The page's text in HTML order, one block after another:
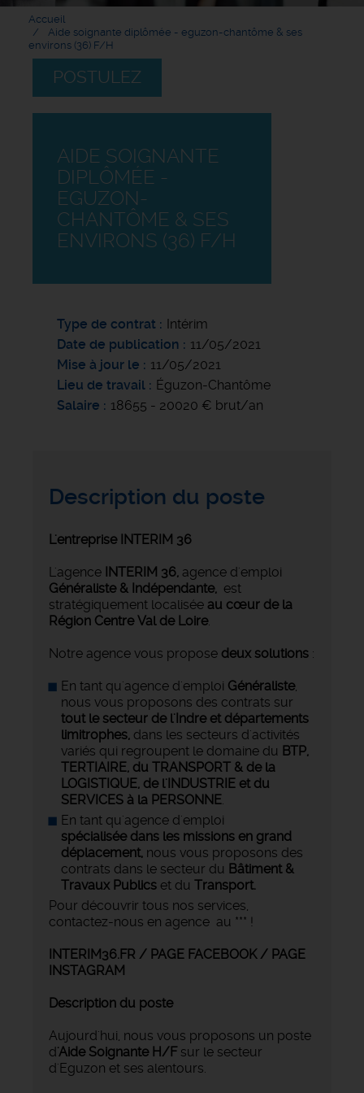
Accueil
Aide soignante diplômée - eguzon-chantôme & ses
environs (36) F/H
POSTULEZ
AIDE SOIGNANTE
DIPLÔMÉE -
EGUZON-
CHANTÔME & SES
ENVIRONS (36) F/H
Type de contrat
Intérim
Date de publication
11/05/2021
Mise à jour le
11/05/2021
Lieu de travail
Éguzon-Chantôme
Salaire
18655 - 20020 € brut/an
Description du poste
L'entreprise INTERIM 36
L'agence INTERIM 36, agence d'emploi
Généraliste & Indépendante, est
stratégiquement localisée au cœur de la
Région Centre Val de Loire.
Notre agence vous propose deux solutions :
En tant qu'agence d'emploi Généraliste,
nous vous proposons des contrats sur
tout le secteur de l'Indre et départements
limitrophes, dans les secteurs d'activités
variés qui regroupent le domaine du BTP,
TERTIAIRE, du TRANSPORT & de la
LOGISTIQUE, de l'INDUSTRIE et du
SERVICES à la PERSONNE.
En tant qu'agence d'emploi
spécialisée dans les missions en grand
déplacement, nous vous proposons des
contrats dans le secteur du Bâtiment &
Travaux Publics et du Transport.
Pour découvrir tous nos services,
contactez-nous en agence au *** !
INTERIM36.FR / PAGE FACEBOOK / PAGE
INSTAGRAM
Description du poste
Aujourd'hui, nous vous proposons un poste
d'Aide Soignante H/F sur le secteur
d'Eguzon et ses alentours.